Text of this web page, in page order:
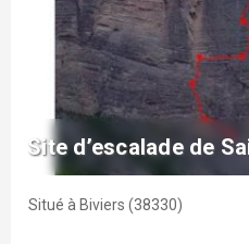
Site d’escalade de
Situé à Biviers (38330)